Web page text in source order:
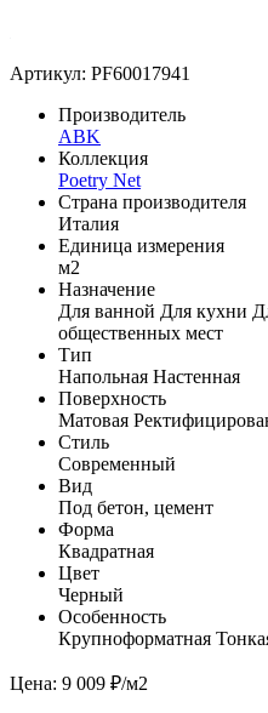
Артикул: PF60017941
Производитель
ABK
Коллекция
Poetry Net
Страна производителя
Италия
Единица измерения
м2
Назначение
Для ванной Для кухни
общественных мест
Тип
Напольная Настенная
Поверхность
Матовая
Стиль
Современный
Вид
Под бетон, цемент
Форма
Квадратная
Цвет
Черный
Особенность
Крупноформатная
Цена: 9 009 ₽/м2